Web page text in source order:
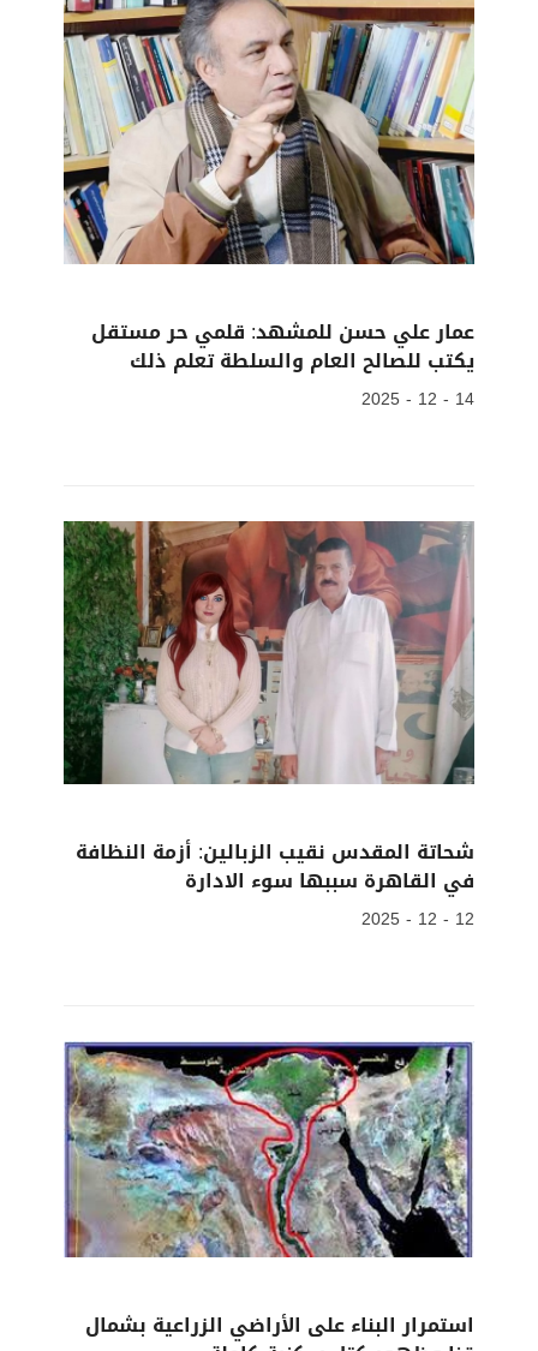
عمار علي حسن للمشهد: قلمي حر مستقل
يكتب للصالح العام والسلطة تعلم ذلك
14 - 12 - 2025
شحاتة المقدس نقيب الزبالين: أزمة النظافة
في القاهرة سببها سوء الادارة
12 - 12 - 2025
استمرار البناء على الأراضي الزراعية بشمال